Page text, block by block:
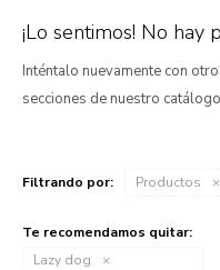
¡Lo sentimos! No hay
Inténtalo nuevamente con
secciones de nuestro
Filtrando por: Productos
Te recomendamos quitar:
Lazy dog